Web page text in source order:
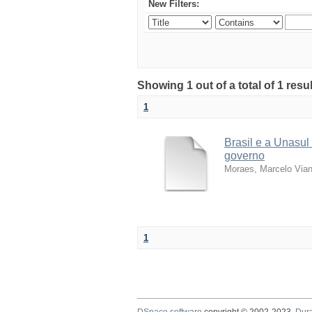
New Filters:
Showing 1 out of a total of 1
1
Brasil e a
governo
Moraes, Marcelo
1